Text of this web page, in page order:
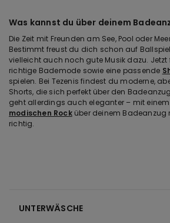
Was kannst du über deinem
Die Zeit mit Freunden am See, Pool oder
Bestimmt freust du dich schon auf
vielleicht auch noch gute Musik dazu.
richtige Bademode sowie eine passende
spielen. Bei Tezenis findest du moderne,
Shorts, die sich perfekt über den
geht allerdings auch eleganter – mit einem
modischen Rocküber deinem Badeanzug
richtig.
UNTERWÄSCHE